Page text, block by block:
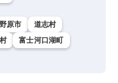
野原市
道志村
富士河口湖町